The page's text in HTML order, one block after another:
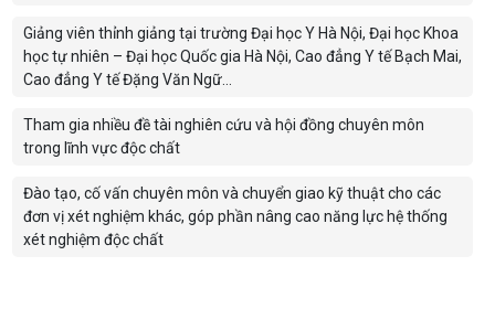
Giảng viên thỉnh giảng tại trường Đại học Y Hà Nội, Đại học Khoa
học tự nhiên – Đại học Quốc gia Hà Nội, Cao đẳng Y tế Bạch Mai,
Cao đẳng Y tế Đặng Văn Ngữ…
Tham gia nhiều đề tài nghiên cứu và hội đồng chuyên môn
trong lĩnh vực độc chất
Đào tạo, cố vấn chuyên môn và chuyển giao kỹ thuật cho các
đơn vị xét nghiệm khác, góp phần nâng cao năng lực hệ thống
xét nghiệm độc chất